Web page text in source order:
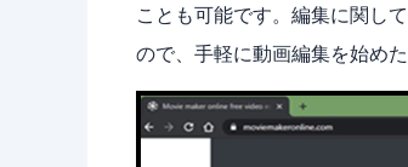
ことも可能です。編集に関し
ので、手軽に動画編集を始め